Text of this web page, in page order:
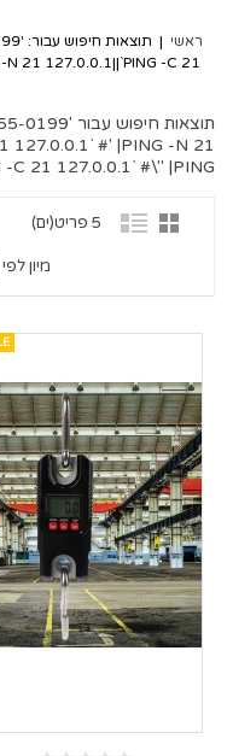
ראשי | תוצאות חיפוש עבור: '
N 21 127.0.0.1||`PING -C 21
תוצאות חיפוש עבור '
127.0.0.1` #' |PING -N 21
-C 21 127.0.0.1` #\" |PING'
5 פריט(ים)
מיון לפי